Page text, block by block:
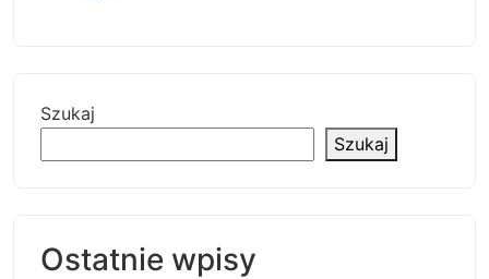
Szukaj
Szukaj
Ostatnie wpisy